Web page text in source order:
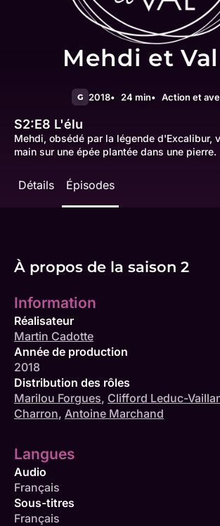
Mehdi et Val
G 2018 24 min Action et
S2:E8 L'élu
Mehdi, obsédé par la légende d'Excalibur,
main sur une épée plantée dans une pierre.
Détails Épisodes
À propos de la saison 2
Information
Réalisateur
Martin Cadotte
Année de production
2018
Distribution des rôles
Marilou Forgues, Clifford Leduc-
Charron, Antoine Marchand
Langues
Audio
Français
Sous-titres
Français